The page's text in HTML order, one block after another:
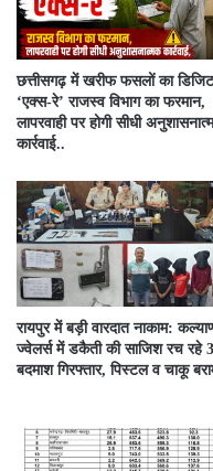
​छत्तीसगढ़ में खरीफ फसलों का
‘एक्स-रे’ राजस्व विभाग का फरमान,
लापरवाही पर होगी सीधी
कार्रवाई..
रायपुर में बड़ी वारदात नाकाम:
ज्वेलर्स में डकैती की साजिश रच रहे 3
बदमाश गिरफ्तार, पिस्टल व चाकू